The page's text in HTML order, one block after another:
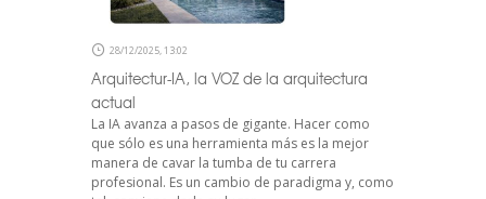
28/12/2025, 13:02
Arquitectur-IA, la VOZ de la arquitectura
actual
La IA avanza a pasos de gigante. Hacer como
que sólo es una herramienta más es la mejor
manera de cavar la tumba de tu carrera
profesional. Es un cambio de paradigma y, como